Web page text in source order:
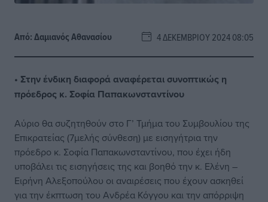
Από:Δαμιανός Αθανασίου 4 ΔΕΚΕΜΒΡΊΟΥ 2024 08:05
• Στην ένδικη διαφορά αναφέρεται συνοπτικώς η
πρόεδρος κ. Σοφία Παπακωνσταντίνου
Αύριο θα συζητηθούν στο Γ’ Τμήμα του Συμβουλίου της
Επικρατείας (7μελής σύνθεση) με εισηγήτρια την
πρόεδρο κ. Σοφία Παπακωνσταντίνου, που έχει ήδη
υποβάλει τις εισηγήσεις της και βοηθό την κ. Ελένη –
Ειρήνη Αλεξοπούλου οι αναιρέσεις που έχουν ασκηθεί
για την έκπτωση του Ανδρέα Κόγγου και την απόρριψη